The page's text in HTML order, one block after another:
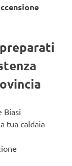
Biasi
tua caldaia